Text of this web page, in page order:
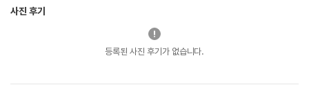
사진 후기
등록된 사진 후기가 없습니다.